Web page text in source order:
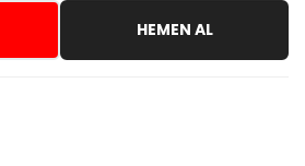
HEMEN AL